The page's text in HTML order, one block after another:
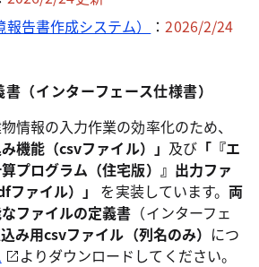
告書作成システム）
：2026/2/24
（インターフェース仕様書）
情報の入力作業の効率化のため、
機能（csvファイル）」 及び「『エ
プログラム（住宅版）』出力ファ
ァイル）」
を実装しています。両
ファイルの定義書 （インターフェ
み用csvファイル（列名のみ） につ
よりダウンロードしてください。